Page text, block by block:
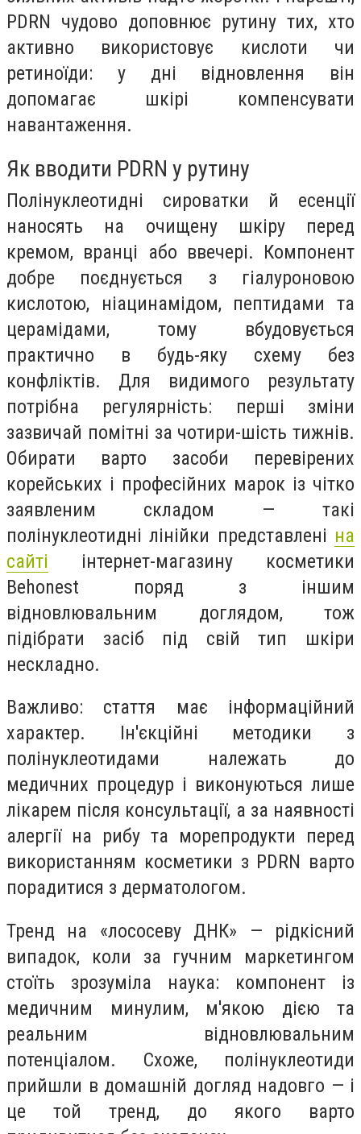
PDRN чудово доповнює рутину тих, хто
активно використовує кислоти чи
ретиноїди: у дні відновлення він
допомагає шкірі компенсувати
навантаження.
Як вводити PDRN у рутину
Полінуклеотидні сироватки й есенції
наносять на очищену шкіру перед
кремом, вранці або ввечері. Компонент
добре поєднується з гіалуроновою
кислотою, ніацинамідом, пептидами та
церамідами, тому вбудовується
практично в будь-яку схему без
конфліктів. Для видимого результату
потрібна регулярність: перші зміни
зазвичай помітні за чотири-шість тижнів.
Обирати варто засоби перевірених
корейських і професійних марок із чітко
заявленим складом — такі
полінуклеотидні лінійки представлені на
сайті інтернет-магазину косметики
Behonest поряд з іншим
відновлювальним доглядом, тож
підібрати засіб під свій тип шкіри
нескладно.
Важливо: стаття має інформаційний
характер. Ін'єкційні методики з
полінуклеотидами належать до
медичних процедур і виконуються лише
лікарем після консультації, а за наявності
алергії на рибу та морепродукти перед
використанням косметики з PDRN варто
порадитися з дерматологом.
Тренд на «лососеву ДНК» — рідкісний
випадок, коли за гучним маркетингом
стоїть зрозуміла наука: компонент із
медичним минулим, м'якою дією та
реальним відновлювальним
потенціалом. Схоже, полінуклеотиди
прийшли в домашній догляд надовго — і
це той тренд, до якого варто